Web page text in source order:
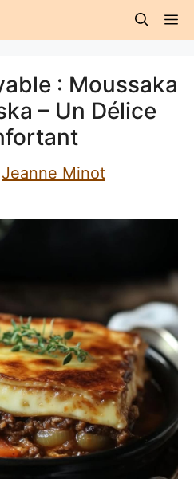
: Moussaka
– Un Délice
Jeanne Minot